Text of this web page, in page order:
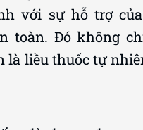
với sự hỗ trợ
toàn. Đó không
là liều thuốc tự